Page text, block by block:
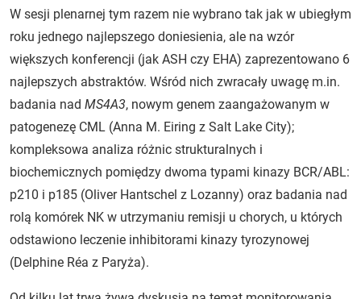
W sesji plenarnej tym razem nie wybrano tak jak w ubiegłym
roku jednego najlepszego doniesienia, ale na wzór
większych konferencji (jak ASH czy EHA) zaprezentowano 6
najlepszych abstraktów. Wśród nich zwracały uwagę m.in.
badania nad MS4A3, nowym genem zaangażowanym w
patogenezę CML (Anna M. Eiring z Salt Lake City);
kompleksowa analiza różnic strukturalnych i
biochemicznych pomiędzy dwoma typami kinazy BCR/ABL:
p210 i p185 (Oliver Hantschel z Lozanny) oraz badania nad
rolą komórek NK w utrzymaniu remisji u chorych, u których
odstawiono leczenie inhibitorami kinazy tyrozynowej
(Delphine Réa z Paryża).